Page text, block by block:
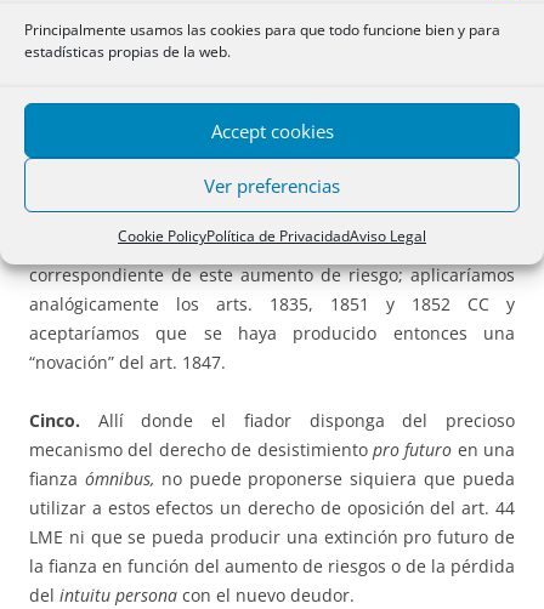
Principalmente usamos las cookies para que todo funcione bien y para
estadísticas propias de la web.
Accept cookies
Ver preferencias
Cookie PolicyPolítica de PrivacidadAviso Legal
el riesgo de endeudamiento sucesivo del deudor cuando
caso es una pura cuestión de hecho que el aumento de
riesgo se produzca o no y que, una vez producido, se
materialice o no. Como resumen de los tres casos habría
que sostener, pero sóloceteris paribus,
de riesgosensibleconcedería al fiador un derecho a
liberarse de esta fianza en función y cuantía
correspondiente de este aumento de riesgo; aplicaríamos
analógicamente los arts. 1835, 1851 y 1852 CC y
aceptaríamos que se haya producido entonces una
“novación” del art. 1847.
Cinco. Allí donde el fiador disponga del precioso
mecanismo del derecho de desistimiento pro futuro en una
fianza ómnibus, no puede proponerse siquiera que pueda
utilizar a estos efectos un derecho de oposición del art. 44
LME ni que se pueda producir una extinción pro futuro de
la fianza en función del aumento de riesgos o de la pérdida
del intuitu persona con el nuevo deudor.